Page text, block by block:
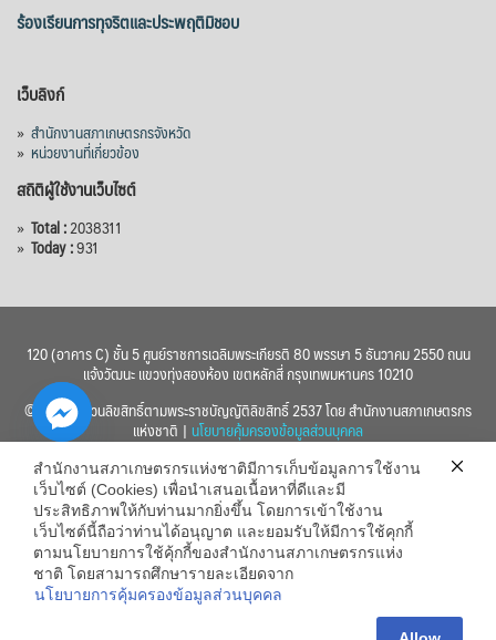
ร้องเรียนการทุจริตและประพฤติมิชอบ
เว็บลิงก์
» สำนักงานสภาเกษตรกรจังหวัด
» หน่วยงานที่เกี่ยวข้อง
สถิติผู้ใช้งานเว็บไซต์
» Total :2038311
» Today :931
120 (อาคาร C) ชั้น 5 ศูนย์ราชการเฉลิมพระเกียรติ 80 พรรษา 5 ธันวาคม 2550 ถนน
แจ้งวัฒนะ แขวงทุ่งสองห้อง เขตหลักสี่ กรุงเทพมหานคร 10210
© 2560 สงวนลิขสิทธิ์ตามพระราชบัญญัติลิขสิทธิ์ 2537 โดย สำนักงานสภาเกษตรกร
แห่งชาติ | นโยบายคุ้มครองข้อมูลส่วนบุคคล
สำนักงานสภาเกษตรกรแห่งชาติมีการเก็บข้อมูลการใช้งาน
เว็บไซต์ (Cookies) เพื่อนำเสนอเนื้อหาที่ดีและมี
ประสิทธิภาพให้กับท่านมากยิ่งขึ้น โดยการเข้าใช้งาน
เว็บไซต์นี้ถือว่าท่านได้อนุญาต และยอมรับให้มีการใช้คุกกี้
ตามนโยบายการใช้คุ้กกี้ของสำนักงานสภาเกษตรกรแห่ง
ชาติ โดยสามารถศึกษารายละเอียดจาก
นโยบายการคุ้มครองข้อมูลส่วนบุคคล
Hide
chaty